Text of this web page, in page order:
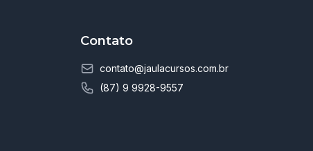
Contato
contato@jaulacursos.com.br
(87) 9 9928-9557